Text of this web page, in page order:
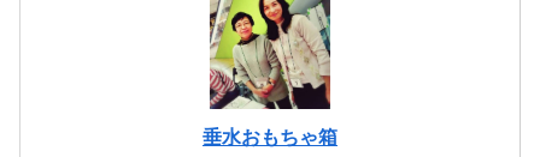
垂水おもちゃ箱